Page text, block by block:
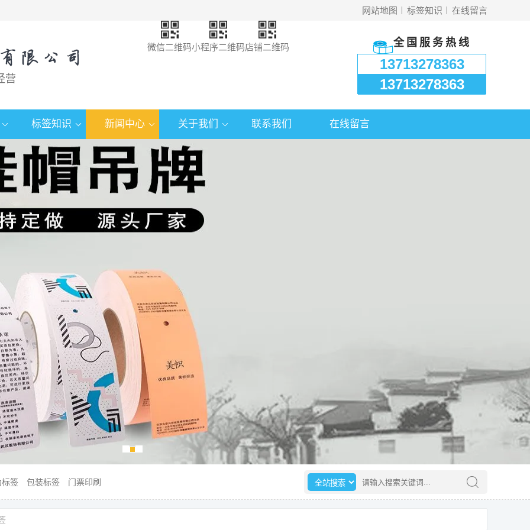
在线留言
标签知识
网站地图
营
微信二维码小程序二维码店铺二维码 全国服务热线
13713278363
13713278363
标签知识 新闻中心 关于我们 联系我们 在线留言
选择搜索范围 请输入搜索关键词
标签 包装标签 门票印刷